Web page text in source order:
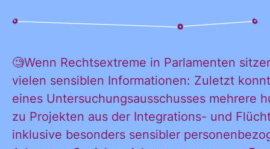
ÜBER UNS
KONTAKT
🧐Wenn Rechtsextreme in Parlamenten
vielen sensiblen Informationen: Zuletzt
eines Untersuchungsausschusses mehrere
zu Projekten aus der Integrations- und
inklusive besonders sensibler